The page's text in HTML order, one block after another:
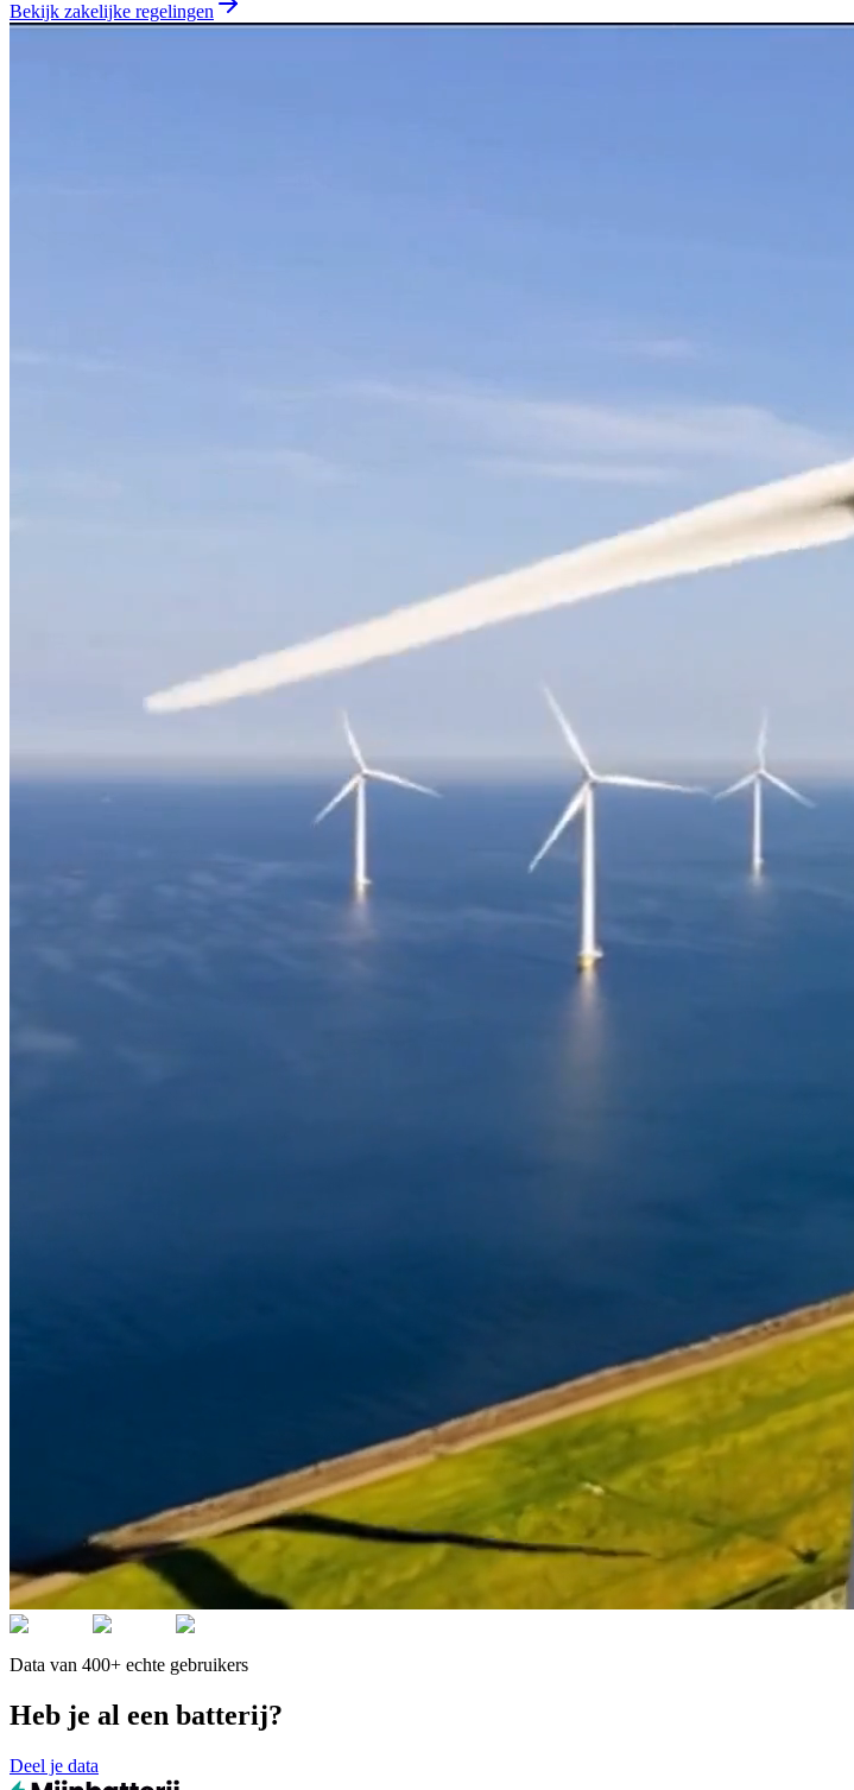
Bekijk zakelijke regelingen
Data van 400+ echte gebruikers
Heb je al een batterij?
Deel je data